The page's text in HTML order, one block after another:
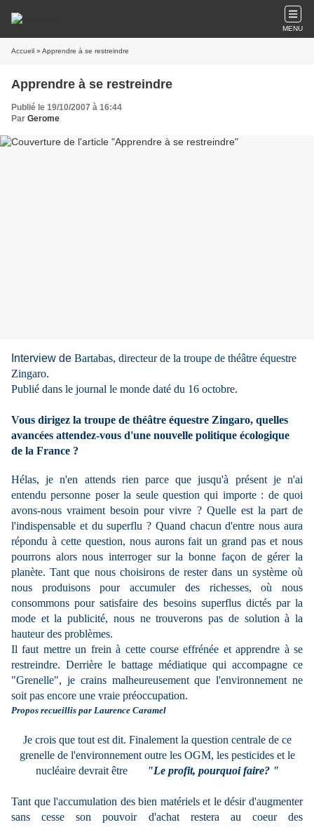
MENU
Accueil » Apprendre à se restreindre
Apprendre à se restreindre
Publié le 19/10/2007 à 16:44
Par Gerome
Interview de Bartabas, directeur de la troupe de théâtre équestre
Zingaro.
Publié dans le journal le monde daté du 16 octobre.
Vous dirigez la troupe de théâtre équestre Zingaro, quelles
avancées attendez-vous d'une nouvelle politique écologique
de la France ?
Hélas, je n'en attends rien parce que jusqu'à présent je n'ai
entendu personne poser la seule question qui importe : de quoi
avons-nous vraiment besoin pour vivre ? Quelle est la part de
l'indispensable et du superflu ? Quand chacun d'entre nous aura
répondu à cette question, nous aurons fait un grand pas et nous
pourrons alors nous interroger sur la bonne façon de gérer la
planète. Tant que nous choisirons de rester dans un système où
nous produisons pour accumuler des richesses, où nous
consommons pour satisfaire des besoins superflus dictés par la
mode et la publicité, nous ne trouverons pas de solution à la
hauteur des problèmes.
Il faut mettre un frein à cette course effrénée et apprendre à se
restreindre. Derrière le battage médiatique qui accompagne ce
"Grenelle", je crains malheureusement que l'environnement ne
soit pas encore une vraie préoccupation.
Propos recueillis par Laurence Caramel
Je crois que tout est dit. Finalement la question centrale de ce
grenelle de l'environnement outre les OGM, les pesticides et le
nucléaire devrait être
"Le profit, pourquoi faire? "
Tant que l'accumulation des bien matériels et le désir d'augmenter
sans cesse son pouvoir d'achat restera au coeur des